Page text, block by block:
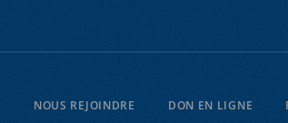
NOUS REJOINDRE DON EN LIGNE